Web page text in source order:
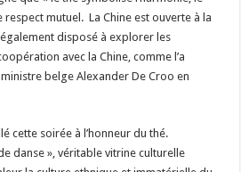
mutuel. La Chine est ouverte à la
disposé à explorer les
avec la Chine, comme l’a
belge Alexander De Croo en
cette soirée à l’honneur du thé.
danse », véritable vitrine culturelle